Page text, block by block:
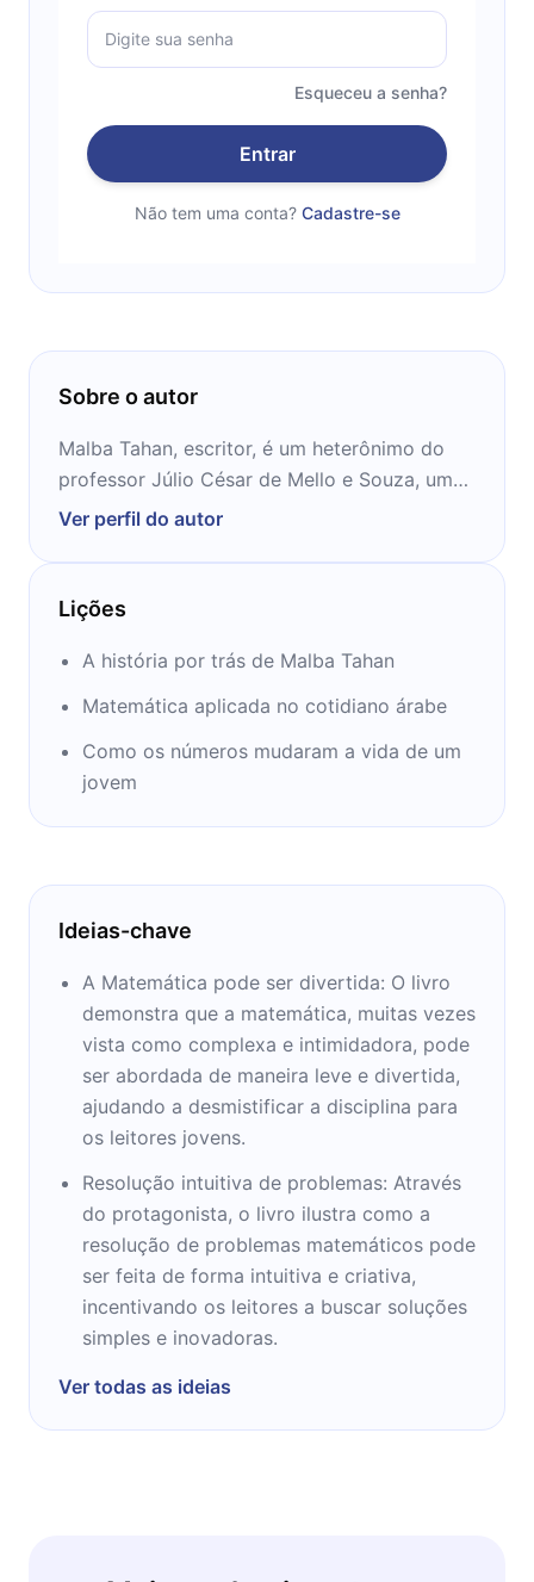
Esqueceu a senha?
Entrar
Não tem uma conta? Cadastre-se
Sobre o autor
Malba Tahan, escritor, é um heterônimo do
professor Júlio César de Mello e Souza, um
exímio contador de histórias e entusiasta da
Ver perfil do autor
Lições
A história por trás de Malba Tahan
Matemática aplicada no cotidiano árabe
Como os números mudaram a vida de um
jovem
Ideias-chave
A Matemática pode ser divertida: O livro
demonstra que a matemática, muitas vezes
vista como complexa e intimidadora, pode
ser abordada de maneira leve e divertida,
ajudando a desmistificar a disciplina para
os leitores jovens.
Resolução intuitiva de problemas: Através
do protagonista, o livro ilustra como a
resolução de problemas matemáticos pode
ser feita de forma intuitiva e criativa,
incentivando os leitores a buscar soluções
simples e inovadoras.
Ver todas as ideias